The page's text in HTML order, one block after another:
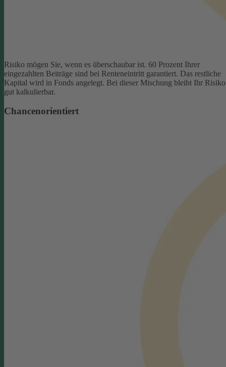
Risiko mögen Sie, wenn es überschaubar ist. 60 Prozent Ihrer
eingezahlten Beiträge sind bei Renteneintritt garantiert. Das restliche
Kapital wird in Fonds angelegt. Bei dieser Mischung bleibt Ihr Risiko
gut kalkulierbar.
Chancenorientiert